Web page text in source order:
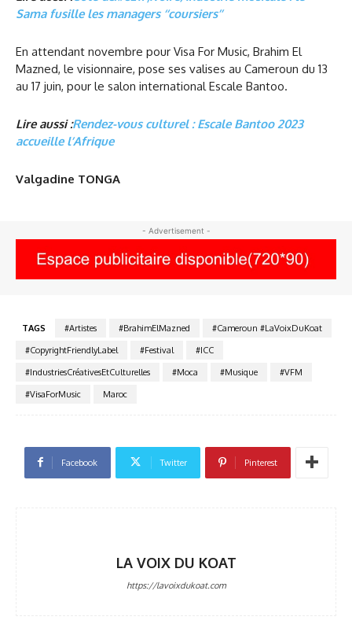
Sama fusille les managers ‘‘coursiers’’
En attendant novembre pour Visa For Music, Brahim El
Mazned, le visionnaire, pose ses valises au Cameroun du 13
au 17 juin, pour le salon international Escale Bantoo.
Lire aussi :Rendez-vous culturel : Escale Bantoo 2023
accueille l’Afrique
Valgadine TONGA
- Advertisement -
TAGS #Artistes #BrahimElMazned
#Cameroun #LaVoixDuKoat
#CopyrightFriendlyLabel
#Festival
#ICC
#IndustriesCréativesEtCulturelles
#Moca #Musique
#VFM
#VisaForMusic
Maroc
Facebook Twitter Pinterest
LA VOIX DU KOAT
https://lavoixdukoat.com